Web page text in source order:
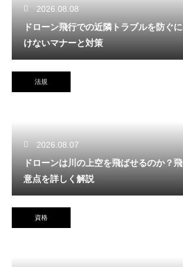
2026.08.08
ドローン飛行での近隣トラブルを防ぐ
けないマナーと対策
法規
2026.08.07
ドローンは川の上空を飛ばせるのか？
意点を詳しく解説
資格